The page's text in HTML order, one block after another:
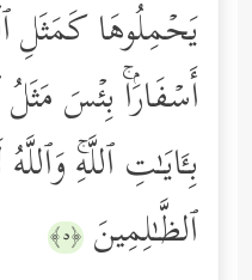
یَحۡمِلُوهَا كَمَثَلِ
أَسۡفَارَۢاۚ بِئۡسَ مَثَلُ
بِـَٔایَـٰتِ ٱللَّهِۚ
ٱلظَّـٰلِمِینَ ﴿٥﴾